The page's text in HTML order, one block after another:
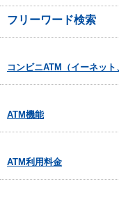
フリーワード検索
コンビニATM（イーネット
ATM機能
ATM利用料金